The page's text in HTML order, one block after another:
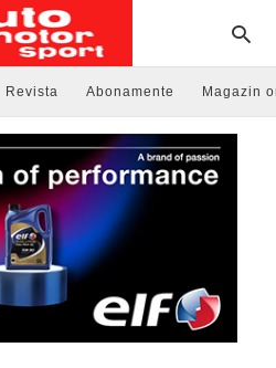
Revista Abonamente Magazin